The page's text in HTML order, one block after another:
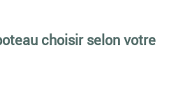
choisir selon votre